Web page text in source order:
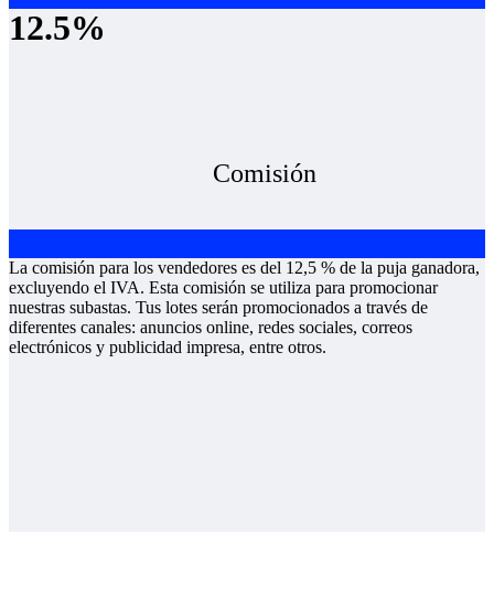
12.5%
Comisión
La comisión para los vendedores es del 12,5 % de la puja ganadora,
excluyendo el IVA. Esta comisión se utiliza para promocionar
nuestras subastas. Tus lotes serán promocionados a través de
diferentes canales: anuncios online, redes sociales, correos
electrónicos y publicidad impresa, entre otros.